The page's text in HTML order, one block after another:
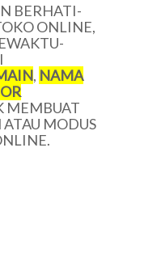
BERHATI-
ONLINE,
, NAMA
MEMBUAT
MODUS